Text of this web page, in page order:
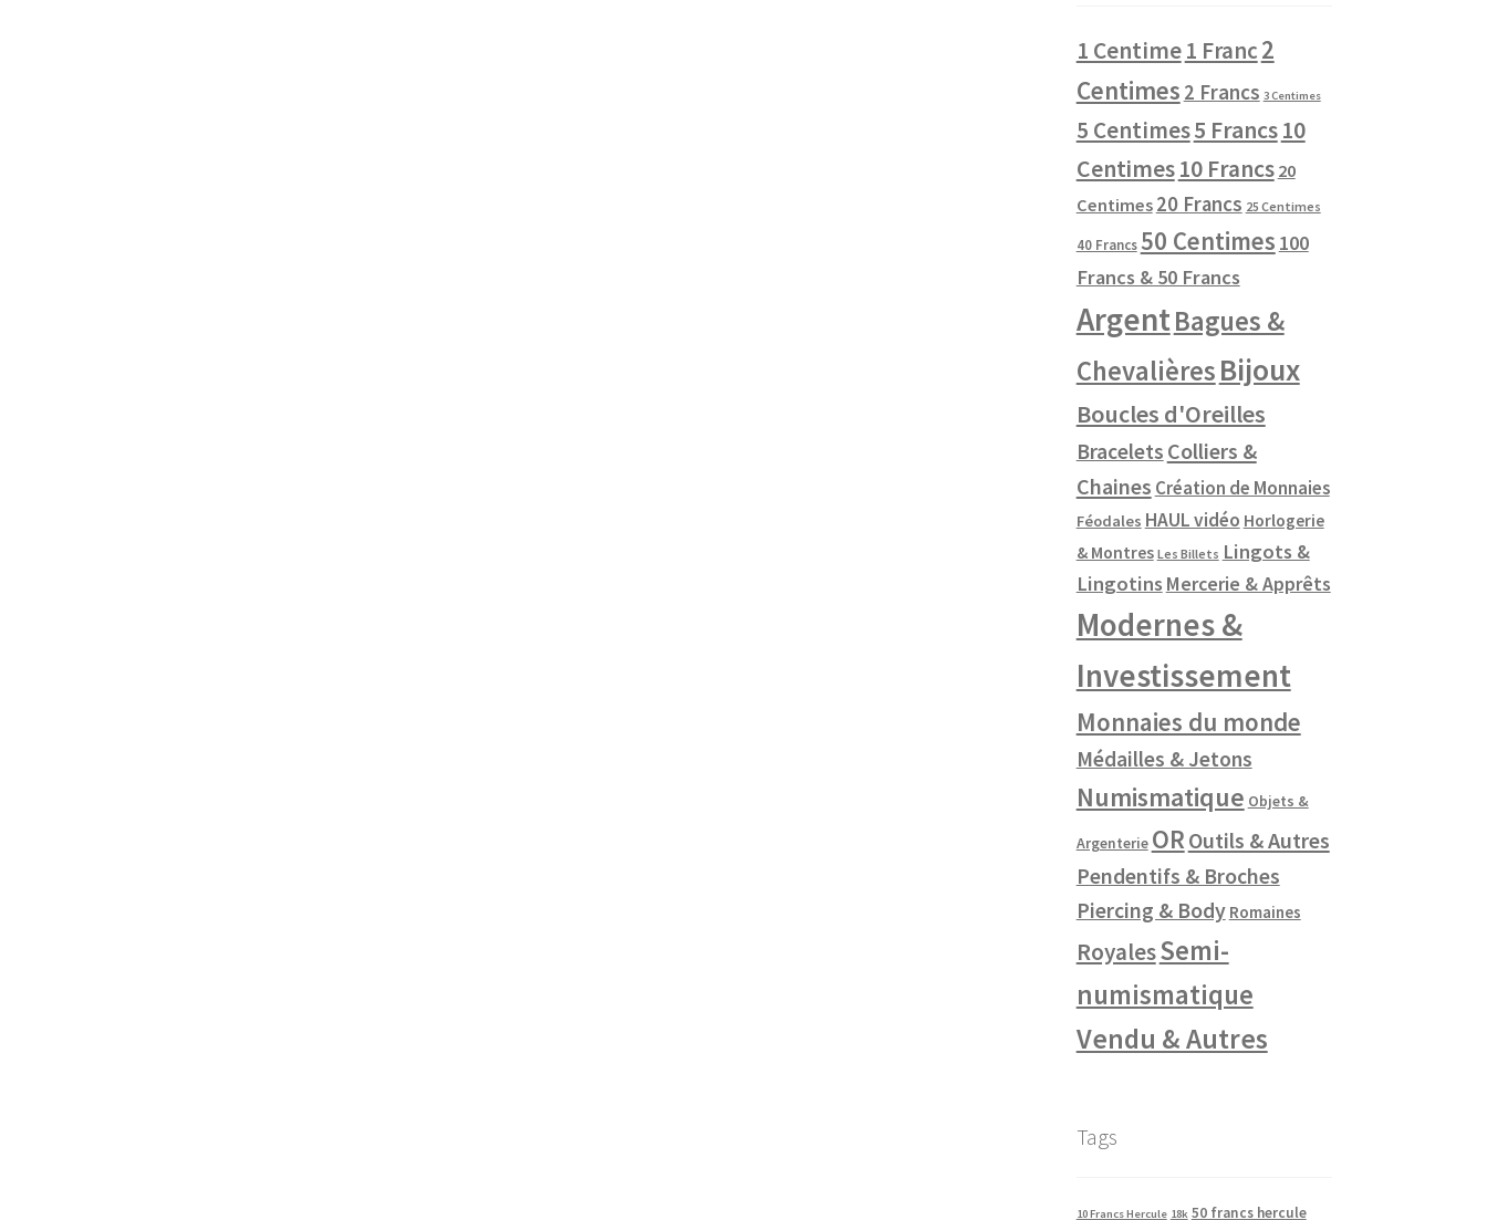
1 Centime1 Franc2
Centimes 2 Francs 3 Centimes
5 Centimes5 Francs10
Centimes10 Francs 20
Centimes 20 Francs 25 Centimes
40 Francs 50 Centimes 100
Francs & 50 Francs
ArgentBagues &
ChevalièresBijoux
Boucles d'Oreilles
Bracelets Colliers &
Chaines Création de Monnaies
Féodales HAUL vidéo Horlogerie
& Montres Les Billets Lingots &
Lingotins Mercerie & Apprêts
Modernes &
Investissement
Monnaies du monde
Médailles & Jetons
Numismatique Objets &
Argenterie OR Outils & Autres
Pendentifs & Broches
Piercing & Body Romaines
RoyalesSemi-
numismatique
Vendu & Autres
Tags
10 Francs Hercule 18k 50 francs hercule